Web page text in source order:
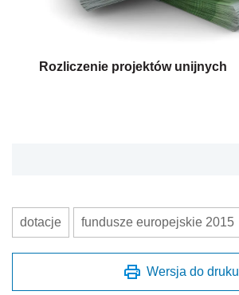
Rozliczenie projektów unijnych
dotacje fundusze europejskie 2015
Wersja do druku